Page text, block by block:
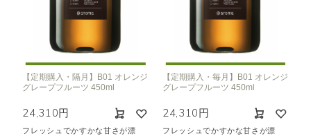
【定期購入・隔月】B01 オレンジ
グレープフルーツ 450ml
24,310円
フレッシュでかすかな甘さが漂
【定期購入・毎月】B01 オレンジ
グレープフルーツ 450ml
24,310円
フレッシュでかすかな甘さが漂